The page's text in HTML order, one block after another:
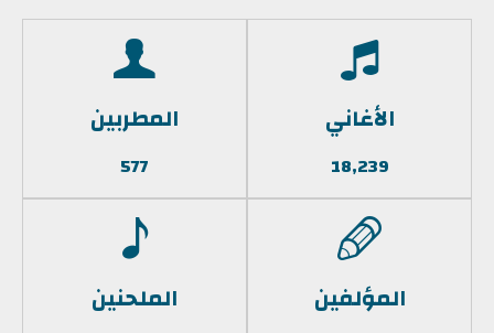
الأغاني
18,239
المطربين
577
المؤلفين الملحنين